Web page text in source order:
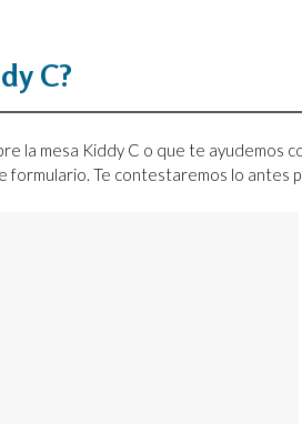
C?
la mesa Kiddy C o que te ayudemos
formulario. Te contestaremos lo antes